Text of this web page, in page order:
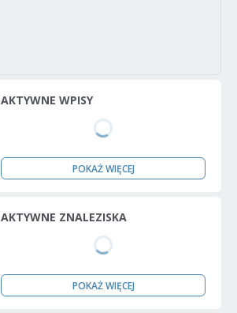
AKTYWNE WPISY
POKAŻ WIĘCEJ
AKTYWNE ZNALEZISKA
POKAŻ WIĘCEJ